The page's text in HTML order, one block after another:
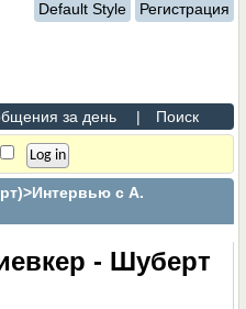
Default Style Регистрация
за день | Поиск
>Интервью с А.
- Шуберт